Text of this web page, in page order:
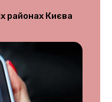
районах Києва